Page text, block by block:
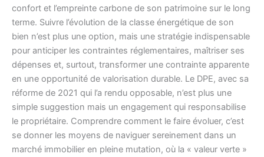
confort et l’empreinte carbone de son patrimoine sur le long
terme. Suivre l’évolution de la classe énergétique de son
bien n’est plus une option, mais une stratégie indispensable
pour anticiper les contraintes réglementaires, maîtriser ses
dépenses et, surtout, transformer une contrainte apparente
en une opportunité de valorisation durable. Le DPE, avec sa
réforme de 2021 qui l’a rendu opposable, n’est plus une
simple suggestion mais un engagement qui responsabilise
le propriétaire. Comprendre comment le faire évoluer, c’est
se donner les moyens de naviguer sereinement dans un
marché immobilier en pleine mutation, où la « valeur verte »